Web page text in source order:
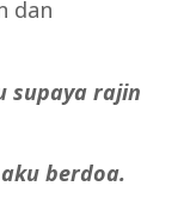
dan
supaya rajin
aku berdoa.